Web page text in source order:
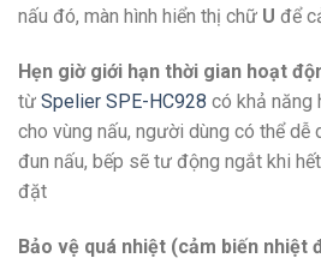
nấu đó, màn hình hiển thị chữ U để
Hẹn giờ giới hạn thời gian hoạt
từ Spelier SPE-HC928 có khả năng
cho vùng nấu, người dùng có thể dễ
đun nấu, bếp sẽ tư động ngắt khi
đặt
Bảo vệ quá nhiệt (cảm biến nhiệt